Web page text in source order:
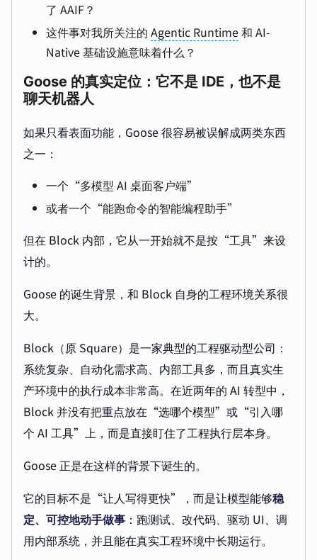
了 AAIF？
这件事对我所关注的 Agentic Runtime和 AI-
Native 基础设施意味着什么？
Goose 的真实定位：它不是 IDE，也不是
聊天机器人
如果只看表面功能，Goose 很容易被误解成两类东西
之一：
一个“多模型 AI 桌面客户端”
或者一个“能跑命令的智能编程助手”
但在 Block 内部，它从一开始就不是按“工具”来设
计的。
Goose 的诞生背景，和 Block 自身的工程环境关系很
大。
Block（原 Square）是一家典型的工程驱动型公司：
系统复杂、自动化需求高、内部工具多，而且真实生
产环境中的执行成本非常高。在近两年的 AI 转型中，
Block 并没有把重点放在“选哪个模型”或“引入哪
个 AI 工具”上，而是直接盯住了工程执行层本身。
Goose 正是在这样的背景下诞生的。
它的目标不是“让人写得更快”，而是让模型能够稳
定、可控地动手做事 ：跑测试、改代码、驱动 UI、调
用内部系统，并且能在真实工程环境中长期运行。